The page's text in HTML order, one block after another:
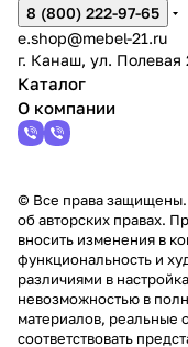
8 (800) 222-97-65
e.shop@mebel-21.ru
г. Канаш, ул. Полевая
Каталог
О компании
© Все права
об авторских правах.
вносить изменения в
функциональность и
различиями в
невозможностью в
материалов, реальные
соответствовать